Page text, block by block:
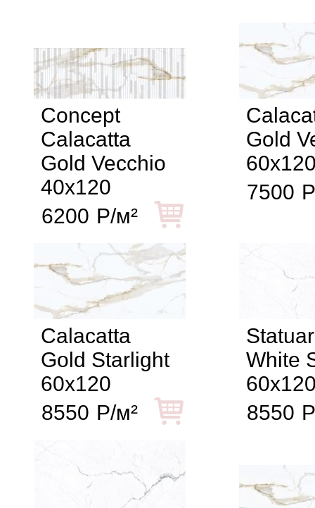
Concept
Calacatta
Gold Vecchio
40x120
6200 Р/м²
Gold
7500
Calacatta
Gold Starlight
60x120
8550 Р/м²
White
8550